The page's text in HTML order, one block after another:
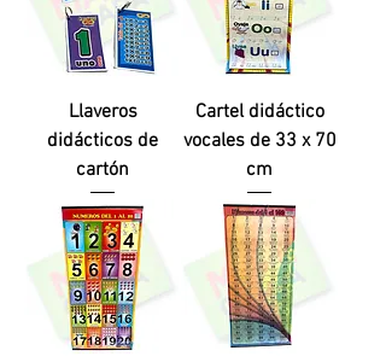
Llaveros
didácticos de
cartón
Cartel didáctico
vocales de 33 x 70
cm